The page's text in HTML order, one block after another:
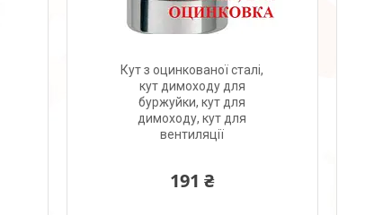
Кут з оцинкованої сталі,
кут димоходу для
буржуйки, кут для
димоходу, кут для
вентиляції
191 ₴